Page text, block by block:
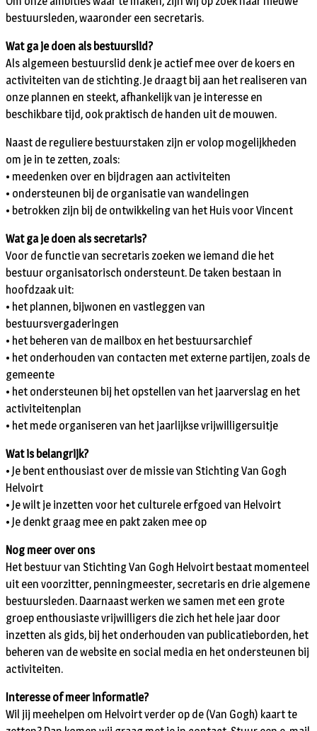
bestuursleden, waaronder een secretaris.
Wat ga je doen als bestuurslid?
Als algemeen bestuurslid denk je actief mee over de koers en
activiteiten van de stichting. Je draagt bij aan het realiseren van
onze plannen en steekt, afhankelijk van je interesse en
beschikbare tijd, ook praktisch de handen uit de mouwen.
Naast de reguliere bestuurstaken zijn er volop mogelijkheden
om je in te zetten, zoals:
• meedenken over en bijdragen aan activiteiten
• ondersteunen bij de organisatie van wandelingen
• betrokken zijn bij de ontwikkeling van het Huis voor Vincent
Wat ga je doen als secretaris?
Voor de functie van secretaris zoeken we iemand die het
bestuur organisatorisch ondersteunt. De taken bestaan in
hoofdzaak uit:
• het plannen, bijwonen en vastleggen van
bestuursvergaderingen
• het beheren van de mailbox en het bestuursarchief
• het onderhouden van contacten met externe partijen, zoals de
gemeente
• het ondersteunen bij het opstellen van het jaarverslag en het
activiteitenplan
• het mede organiseren van het jaarlijkse vrijwilligersuitje
Wat is belangrijk?
• Je bent enthousiast over de missie van Stichting Van Gogh
Helvoirt
• Je wilt je inzetten voor het culturele erfgoed van Helvoirt
• Je denkt graag mee en pakt zaken mee op
Nog meer over ons
Het bestuur van Stichting Van Gogh Helvoirt bestaat momenteel
uit een voorzitter, penningmeester, secretaris en drie algemene
bestuursleden. Daarnaast werken we samen met een grote
groep enthousiaste vrijwilligers die zich het hele jaar door
inzetten als gids, bij het onderhouden van publicatieborden, het
beheren van de website en social media en het ondersteunen bij
activiteiten.
Interesse of meer informatie?
Wil jij meehelpen om Helvoirt verder op de (Van Gogh) kaart te